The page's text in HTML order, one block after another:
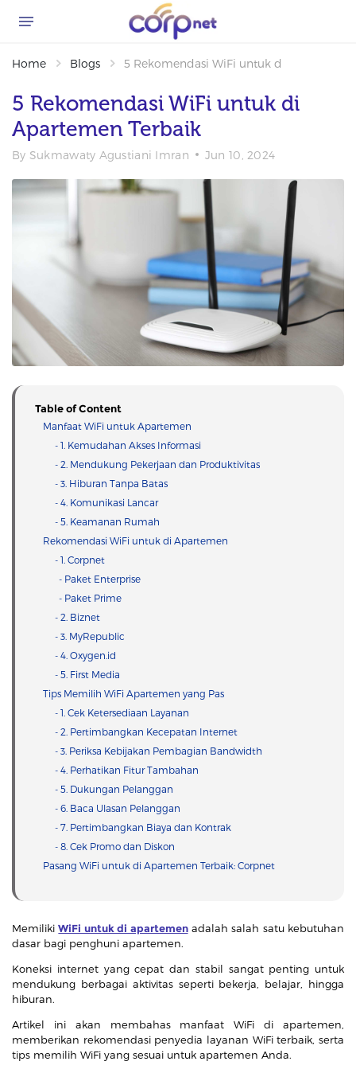
Home Blogs 5 Rekomendasi WiFi untuk di Apartemen
5 Rekomendasi WiFi untuk di
Apartemen Terbaik
By Sukmawaty Agustiani Imran Jun 10, 2024
Table of Content
Manfaat WiFi untuk Apartemen
- 1. Kemudahan Akses Informasi
- 2. Mendukung Pekerjaan dan Produktivitas
- 3. Hiburan Tanpa Batas
- 4. Komunikasi Lancar
- 5. Keamanan Rumah
Rekomendasi WiFi untuk di Apartemen
- 1. Corpnet
- Paket Enterprise
- Paket Prime
- 2. Biznet
- 3. MyRepublic
- 4. Oxygen.id
- 5. First Media
Tips Memilih WiFi Apartemen yang Pas
- 1. Cek Ketersediaan Layanan
- 2. Pertimbangkan Kecepatan Internet
- 3. Periksa Kebijakan Pembagian Bandwidth
- 4. Perhatikan Fitur Tambahan
- 5. Dukungan Pelanggan
- 6. Baca Ulasan Pelanggan
- 7. Pertimbangkan Biaya dan Kontrak
- 8. Cek Promo dan Diskon
Pasang WiFi untuk di Apartemen Terbaik: Corpnet
MemilikiWiFi untuk di apartemenadalah salah satu kebutuhan
dasar bagi penghuni apartemen.
Koneksi internet yang cepat dan stabil sangat penting untuk
mendukung berbagai aktivitas seperti bekerja, belajar, hingga
hiburan.
Artikel ini akan membahas manfaat WiFi di apartemen,
memberikan rekomendasi penyedia layanan WiFi terbaik, serta
tips memilih WiFi yang sesuai untuk apartemen Anda.